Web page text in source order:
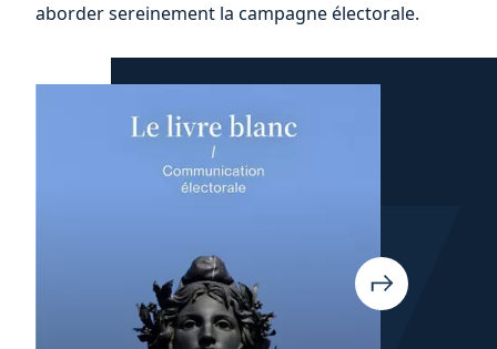
aborder sereinement la campagne électorale.